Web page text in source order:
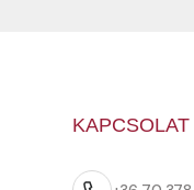
KAPCSOLAT